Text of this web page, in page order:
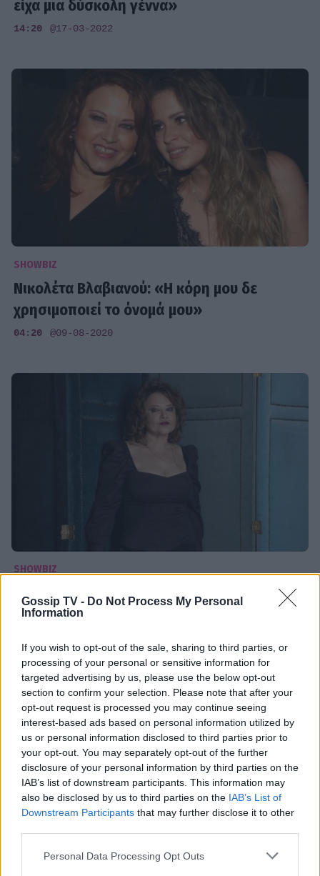
Gossip TV - Do Not Process My Personal
Information
If you wish to opt-out of the sale, sharing to third parties, or
processing of your personal or sensitive information for
targeted advertising by us, please use the below opt-out
section to confirm your selection. Please note that after your
opt-out request is processed you may continue seeing
interest-based ads based on personal information utilized by
us or personal information disclosed to third parties prior to
your opt-out. You may separately opt-out of the further
disclosure of your personal information by third parties on the
IAB’s list of downstream participants. This information may
also be disclosed by us to third parties on the IAB’s List of
Downstream Participants that may further disclose it to other
Personal Data Processing Opt Outs
είχα μια δύσκολη γέννα»
14:20 @17-03-2022
SHOWBIZ
Νικολέτα Βλαβιανού: «Η κόρη μου δε
χρησιμοποιεί το όνομά μου»
04:20 @09-08-2020
SHOWBIZ
Η Νικολέττα Βλαβιανού ανέβασε την πρώτη
φωτογραφία με τον 7 μηνών εγγονό της
18:37 @18-08-2019